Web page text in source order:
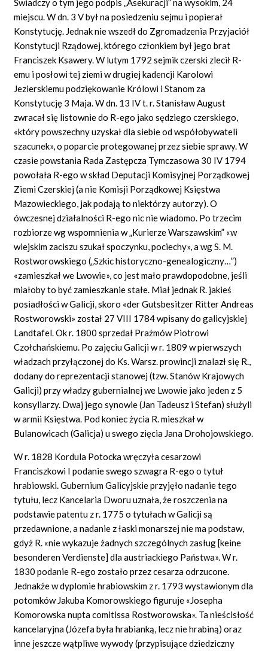
Świadczy o tym jego podpis „Asekuracji” na wysokim, 24
miejscu. W dn. 3 V był na posiedzeniu sejmu i popierał
Konstytucję. Jednak nie wszedł do Zgromadzenia Przyjaciół
Konstytucji Rządowej, którego członkiem był jego brat
Franciszek Ksawery. W lutym 1792 sejmik czerski zlecił R-
emu i posłowi tej ziemi w drugiej kadencji Karolowi
Jezierskiemu podziękowanie Królowi i Stanom za
Konstytucję 3 Maja. W dn. 13 IV t. r. Stanisław August
zwracał się listownie do R-ego jako sędziego czerskiego,
«którypowszechny uzyskał dla siebie od współobywateli
szacunek», o poparcie protegowanej przez siebie sprawy. W
czasie powstania Rada Zastępcza Tymczasowa 30 IV 1794
powołała R-ego w skład Deputacji Komisyjnej Porządkowej
Ziemi Czerskiej (a nie Komisji Porządkowej Księstwa
Mazowieckiego, jak podają to niektórzy autorzy). O
ówczesnej działalności R-ego nic nie wiadomo. Po trzecim
rozbiorze wg wspomnienia w „Kurierze Warszawskim” «w
wiejskim zaciszu szukał spoczynku, pociechy», a wg S. M.
Rostworowskiego („Szkic historyczno-genealogiczny…”)
«zamieszkał we Lwowie», co jestmałoprawdopodobne, jeśli
miałoby to być zamieszkanie stałe. Miał jednak R. jakieś
posiadłości w Galicji, skoro «derGutsbesitzer RitterAndreas
Rostworowski» został 27 VIII 1784 wpisany do galicyjskiej
Landtafel. Ok r. 1800 sprzedał Prażmów Piotrowi
Czołchańskiemu. Po zajęciu Galicji w r. 1809 w pierwszych
władzach przyłączonej do Ks. Warsz. prowincji znalazł się R.,
dodany do reprezentacji stanowej (tzw. Stanów Krajowych
Galicji) przy władzy gubernialnej we Lwowie jako jeden z 5
konsyliarzy. Dwaj jego synowie (Jan Tadeusz i Stefan) służyli
w armii Księstwa. Pod koniec życia R. mieszkał w
Bulanowicach (Galicja) u swego zięcia Jana Drohojowskiego.
W r. 1828 Kordula Potocka wręczyła cesarzowi
Franciszkowi I podanie swego szwagra R-ego o tytuł
hrabiowski. Gubernium Galicyjskie przyjęło nadanie tego
tytułu, lecz Kancelaria Dworu uznała, że roszczenia na
podstawie patentu z r. 1775 o tytułach w Galicji są
przedawnione, a nadanie z łaski monarszej nie ma podstaw,
gdyż R. «nie wykazuje żadnych szczególnych zasług [keine
besonderen Verdienste] dla austriackiego Państwa». W r.
1830 podanie R-ego zostało przez cesarza odrzucone.
Jednakże w dyplomie hrabiowskim z r. 1793 wystawionym dla
potomków Jakuba Komorowskiego figuruje «Josepha
Komorowska nupta comitissa Rostworowska». Ta nieścisłość
kancelaryjna (Józefa była hrabianką, lecz nie hrabiną) oraz
inne jeszcze wątpliwe wywody (przypisujące dziedziczny